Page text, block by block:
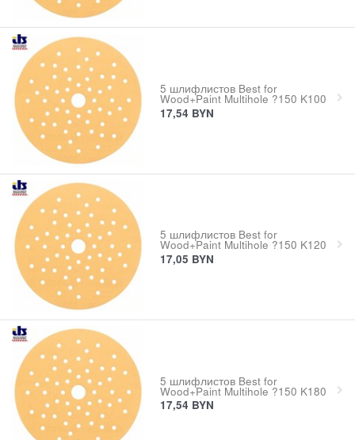
5 шлифлистов Best for
Wood+Paint Multihole ?150 K100
17,54 BYN
5 шлифлистов Best for
Wood+Paint Multihole ?150 K120
17,05 BYN
5 шлифлистов Best for
Wood+Paint Multihole ?150 K180
17,54 BYN